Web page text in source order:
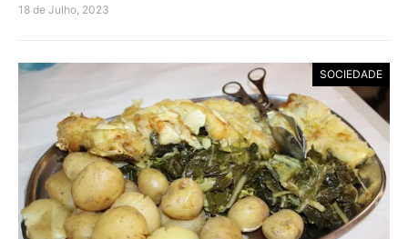
18 de Julho, 2023
SOCIEDADE